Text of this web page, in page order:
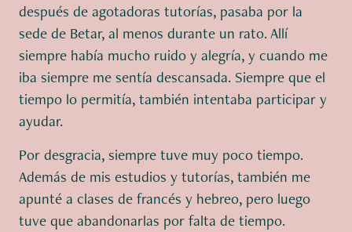
después de agotadoras tutorías, pasaba por la
sede de Betar, al menos durante un rato. Allí
siempre había mucho ruido y alegría, y cuando me
iba siempre me sentía descansada. Siempre que el
tiempo lo permitía, también intentaba participar y
ayudar.
Por desgracia, siempre tuve muy poco tiempo.
Además de mis estudios y tutorías, también me
apunté a clases de francés y hebreo, pero luego
tuve que abandonarlas por falta de tiempo.